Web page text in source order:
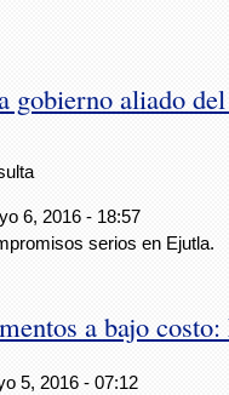
aliado
6, 2016 - 18:57
serios en Ejutla.
a bajo
5, 2016 - 07:12